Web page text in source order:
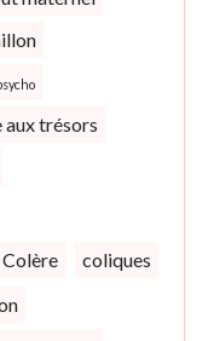
aux trésors
Colère
coliques